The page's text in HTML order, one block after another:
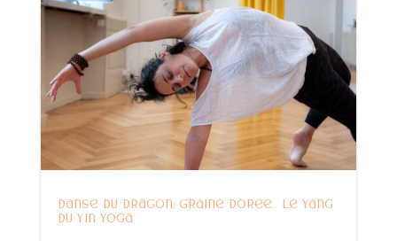
Danse du Dragon, Graine dorée… le yang
du Yin Yoga